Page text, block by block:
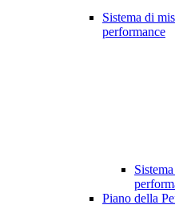
Sistema di
performance
Piano della